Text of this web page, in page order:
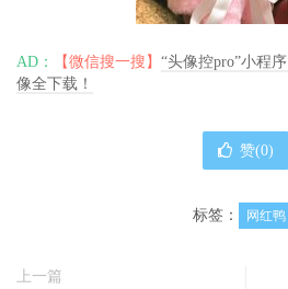
AD： 【微信搜一搜】 “头像控pro”小程
像全下载！
赞(0)
标签： 网红鸭
上一篇